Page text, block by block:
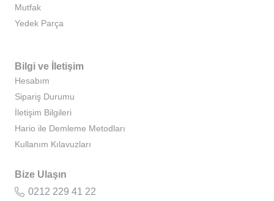
Mutfak
Yedek Parça
Bilgi ve İletişim
Hesabım
Sipariş Durumu
İletişim Bilgileri
Hario ile Demleme Metodları
Kullanım Kılavuzları
Bize Ulaşın
0212 229 41 22